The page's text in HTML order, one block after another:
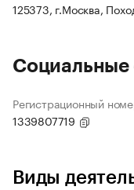
125373, г.Москва,
Регистрационный
1339807719
Виды